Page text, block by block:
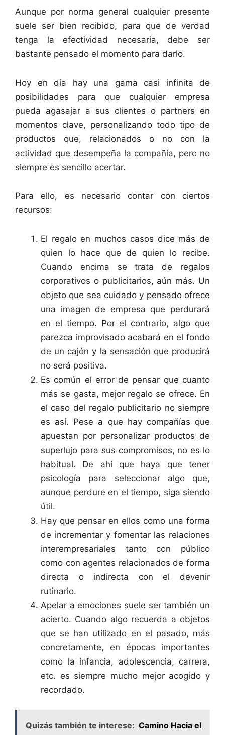
Aunque por norma general cualquier presente
suele ser bien recibido, para que de verdad
tenga la efectividad necesaria, debe ser
bastante pensado el momento para darlo.
Hoy en día hay una gama casi infinita de
posibilidades para que cualquier empresa
pueda agasajar a sus clientes o partners en
momentos clave, personalizando todo tipo de
productos que, relacionados o no con la
actividad que desempeña la compañía, pero no
siempre es sencillo acertar.
Para ello, es necesario contar con ciertos
recursos:
El regalo en muchos casos dice más de
quien lo hace que de quien lo recibe.
Cuando encima se trata de regalos
corporativos o publicitarios, aún más. Un
objeto que sea cuidado y pensado ofrece
una imagen de empresa que perdurará
en el tiempo. Por el contrario, algo que
parezca improvisado acabará en el fondo
de un cajón y la sensación que producirá
no será positiva.
Es común el error de pensar que cuanto
más se gasta, mejor regalo se ofrece. En
el caso del regalo publicitario no siempre
es así. Pese a que hay compañías que
apuestan por personalizar productos de
superlujo para sus compromisos, no es lo
habitual. De ahí que haya que tener
psicología para seleccionar algo que,
aunque perdure en el tiempo, siga siendo
útil.
Hay que pensar en ellos como una forma
de incrementar y fomentar las relaciones
interempresariales tanto con público
como con agentes relacionados de forma
directa o indirecta con el devenir
rutinario.
Apelar a emociones suele ser también un
acierto. Cuando algo recuerda a objetos
que se han utilizado en el pasado, más
concretamente, en épocas importantes
como la infancia, adolescencia, carrera,
etc. es siempre mucho mejor acogido y
recordado.
Quizás también te interese: Camino Hacia el